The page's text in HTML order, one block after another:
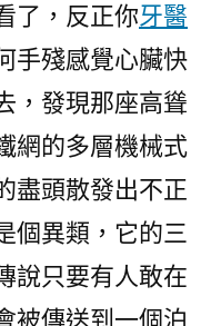
了，反正你牙醫
手殘感覺心臟快
，發現那座高聳
網的多層機械式
盡頭散發出不正
個異類，它的三
說只要有人敢在
被傳送到一個泊